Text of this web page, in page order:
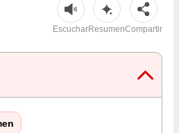
EscucharResumenCompartir